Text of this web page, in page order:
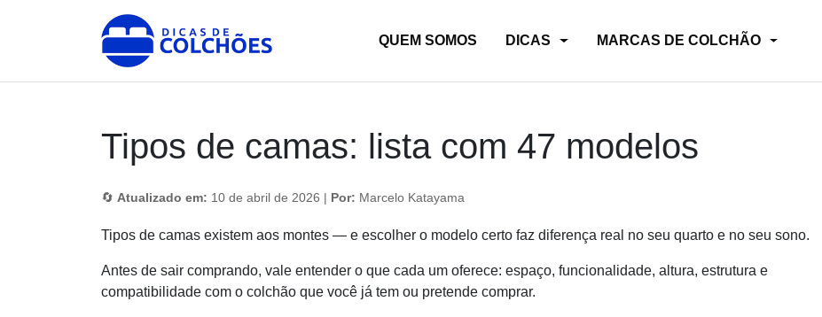
Dicas de Colchões
Site para Dicas de Colchões e reviews QUEM SOMOS DICAS MARCAS DE COLCHÃO
Tipos de camas: lista com 47 modelos
🔄 Atualizado em: 10 de abril de 2026 | Por: Marcelo Katayama
Tipos de camas existem aos montes — e escolher o modelo certo faz diferença real no seu quarto e no seu sono.
Antes de sair comprando, vale entender o que cada um oferece: espaço, funcionalidade, altura, estrutura e
compatibilidade com o colchão que você já tem ou pretende comprar.